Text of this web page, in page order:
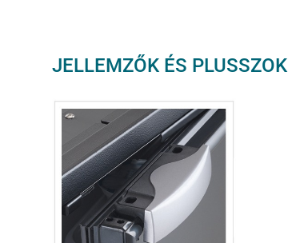
JELLEMZŐK ÉS PLUSSZOK